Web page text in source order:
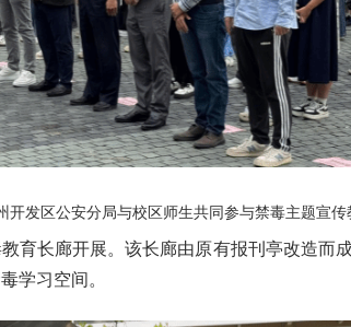
开发区公安分局与校区师生共同参与禁毒主题宣传
育长廊开展。该长廊由原有报刊亭改造而
学习空间。